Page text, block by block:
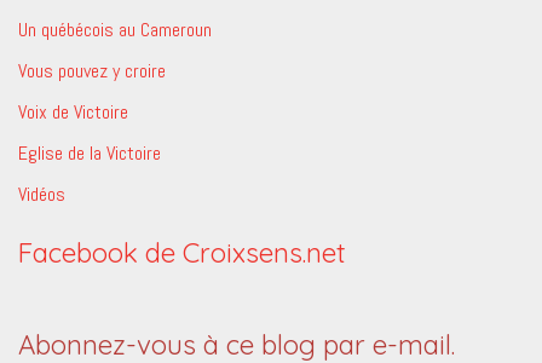
Un québécois au Cameroun
Vous pouvez y croire
Voix de Victoire
Eglise de la Victoire
Vidéos
Facebook de Croixsens.net
Abonnez-vous à ce blog par e-mail.